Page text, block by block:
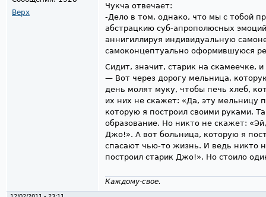
Верх
Чукча отвечает:
-Дело в том, однако, что мы с тобой
абстрацкию суб-апрополюсных
аннигиллируя индивидуальную
самоконцептуально оформившуюся
Сидит, значит, старик на скамеечке,
— Вот через дорогу мельница,
день молят муку, чтобы печь хлеб,
их них не скажет: «Да, эту мельницу
которую я построил своими руками.
образование. Но никто не скажет:
Джо!». А вот больница, которую я
спасают чью-то жизнь. И ведь никто
построил старик Джо!». Но стоило
Каждому-свое.